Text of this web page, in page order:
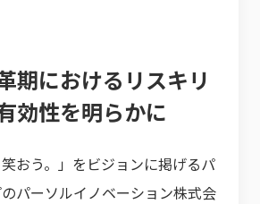
期におけるリスキリ
効性を明らかに
笑おう。」をビジョンに掲げるパ
パーソルイノベーション株式会